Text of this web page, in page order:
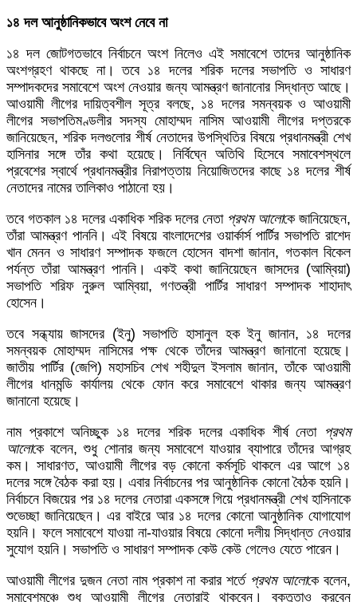
১৪ দল আনুষ্ঠানিকভাবে অংশ নেবে না
১৪ দল জোটগতভাবে নির্বাচনে অংশ নিলেও এই সমাবেশে তাদের আনুষ্ঠানিক
অংশগ্রহণ থাকছে না। তবে ১৪ দলের শরিক দলের সভাপতি ও সাধারণ
সম্পাদকদের সমাবেশে অংশ নেওয়ার জন্য আমন্ত্রণ জানানোর সিদ্ধান্ত আছে।
আওয়ামী লীগের দায়িত্বশীল সূত্র বলছে, ১৪ দলের সমন্বয়ক ও আওয়ামী
লীগের সভাপতিমণ্ডলীর সদস্য মোহাম্মদ নাসিম আওয়ামী লীগের দপ্তরকে
জানিয়েছেন, শরিক দলগুলোর শীর্ষ নেতাদের উপস্থিতির বিষয়ে প্রধানমন্ত্রী শেখ
হাসিনার সঙ্গে তাঁর কথা হয়েছে। নির্বিঘ্নে অতিথি হিসেবে সমাবেশস্থলে
প্রবেশের স্বার্থে প্রধানমন্ত্রীর নিরাপত্তায় নিয়োজিতদের কাছে ১৪ দলের শীর্ষ
নেতাদের নামের তালিকাও পাঠানো হয়।
তবে গতকাল ১৪ দলের একাধিক শরিক দলের নেতা প্রথম আলোকে জানিয়েছেন,
তাঁরা আমন্ত্রণ পাননি। এই বিষয়ে বাংলাদেশের ওয়ার্কার্স পার্টির সভাপতি রাশেদ
খান মেনন ও সাধারণ সম্পাদক ফজলে হোসেন বাদশা জানান, গতকাল বিকেল
পর্যন্ত তাঁরা আমন্ত্রণ পাননি। একই কথা জানিয়েছেন জাসদের (আম্বিয়া)
সভাপতি শরিফ নুরুল আম্বিয়া, গণতন্ত্রী পার্টির সাধারণ সম্পাদক শাহাদাৎ
হোসেন।
তবে সন্ধ্যায় জাসদের (ইনু) সভাপতি হাসানুল হক ইনু জানান, ১৪ দলের
সমন্বয়ক মোহাম্মদ নাসিমের পক্ষ থেকে তাঁদের আমন্ত্রণ জানানো হয়েছে।
জাতীয় পার্টির (জেপি) মহাসচিব শেখ শহীদুল ইসলাম জানান, তাঁকে আওয়ামী
লীগের ধানমন্ডি কার্যালয় থেকে ফোন করে সমাবেশে থাকার জন্য আমন্ত্রণ
জানানো হয়েছে।
নাম প্রকাশে অনিচ্ছুক ১৪ দলের শরিক দলের একাধিক শীর্ষ নেতা প্রথম
আলোকে বলেন, শুধু শোনার জন্য সমাবেশে যাওয়ার ব্যাপারে তাঁদের আগ্রহ
কম। সাধারণত, আওয়ামী লীগের বড় কোনো কর্মসূচি থাকলে এর আগে ১৪
দলের সঙ্গে বৈঠক করা হয়। এবার নির্বাচনের পর আনুষ্ঠানিক কোনো বৈঠক হয়নি।
নির্বাচনে বিজয়ের পর ১৪ দলের নেতারা একসঙ্গে গিয়ে প্রধানমন্ত্রী শেখ হাসিনাকে
শুভেচ্ছা জানিয়েছেন। এর বাইরে আর ১৪ দলের কোনো আনুষ্ঠানিক যোগাযোগ
হয়নি। ফলে সমাবেশে যাওয়া না-যাওয়ার বিষয়ে কোনো দলীয় সিদ্ধান্ত নেওয়ার
সুযোগ হয়নি। সভাপতি ও সাধারণ সম্পাদক কেউ কেউ গেলেও যেতে পারেন।
আওয়ামী লীগের দুজন নেতা নাম প্রকাশ না করার শর্তে প্রথম আলোকে বলেন,
সমাবেশমঞ্চে শুধু আওয়ামী লীগের নেতারাই থাকবেন। বক্তৃতাও করবেন